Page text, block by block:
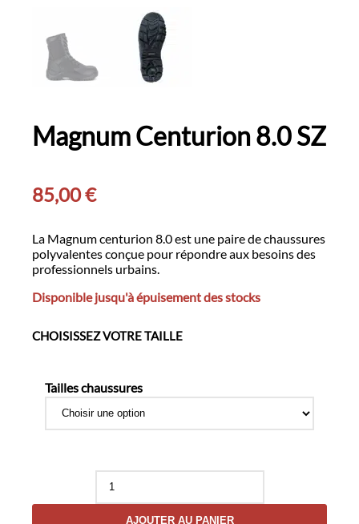
Magnum Centurion 8.0 SZ
85,00€
La Magnum centurion 8.0 est une paire de chaussures
polyvalentes conçue pour répondre aux besoins des
professionnels urbains.
Disponible jusqu'à épuisement des stocks
CHOISISSEZ VOTRE TAILLE
Tailles chaussures
quantité
Magnum
AJOUTER AU PANIER